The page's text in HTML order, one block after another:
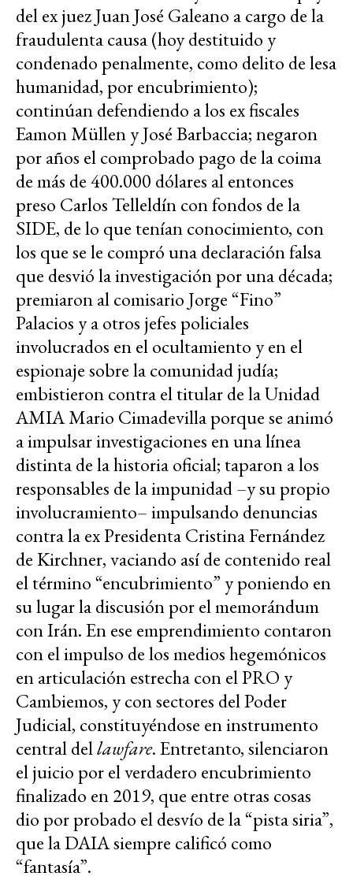
del ex juez Juan José Galeano a cargo de la
fraudulenta causa (hoy destituido y
condenado penalmente, como delito de lesa
humanidad, por encubrimiento);
continúan defendiendo a los ex fiscales
Eamon Müllen y José Barbaccia; negaron
por años el comprobado pago de la coima
de más de 400.000 dólares al entonces
preso Carlos Telleldín con fondos de la
SIDE, de lo que tenían conocimiento, con
los que se le compró una declaración falsa
que desvió la investigación por una década;
premiaron al comisario Jorge “Fino”
Palacios y a otros jefes policiales
involucrados en el ocultamiento y en el
espionaje sobre la comunidad judía;
embistieron contra el titular de la Unidad
AMIA Mario Cimadevilla porque se animó
a impulsar investigaciones en una línea
distinta de la historia oficial; taparon a los
responsables de la impunidad –y su propio
involucramiento– impulsando denuncias
contra la ex Presidenta Cristina Fernández
de Kirchner, vaciando así de contenido real
el término “encubrimiento” y poniendo en
su lugar la discusión por el memorándum
con Irán. En ese emprendimiento contaron
con el impulso de los medios hegemónicos
en articulación estrecha con el PRO y
Cambiemos, y con sectores del Poder
Judicial, constituyéndose en instrumento
central dellawfare. Entretanto, silenciaron
el juicio por el verdadero encubrimiento
finalizado en 2019, que entre otras cosas
dio por probado el desvío de la “pista siria”,
que la DAIA siempre calificó como
“fantasía”.